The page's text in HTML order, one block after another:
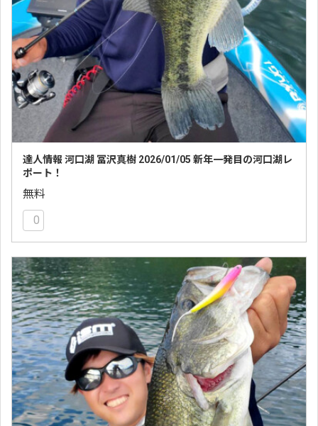
達人情報 河口湖 冨沢真樹 2026/01/05 新年一発目の河口湖レ
ポート！
無料
0